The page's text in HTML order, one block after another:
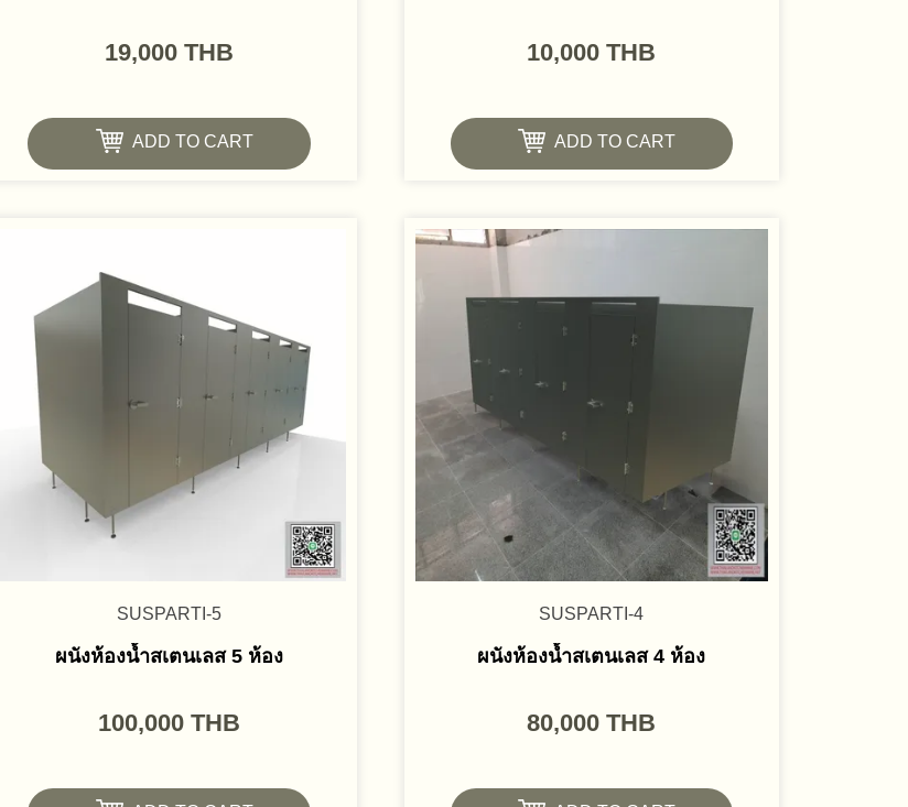
19,000 THB
ADD TO CART
10,000 THB
ADD TO CART
SUSPARTI-5
ผนังห้องน้ำสเตนเลส 5 ห้อง
100,000 THB
SUSPARTI-4
ผนังห้องน้ำสเตนเลส 4 ห้อง
80,000 THB